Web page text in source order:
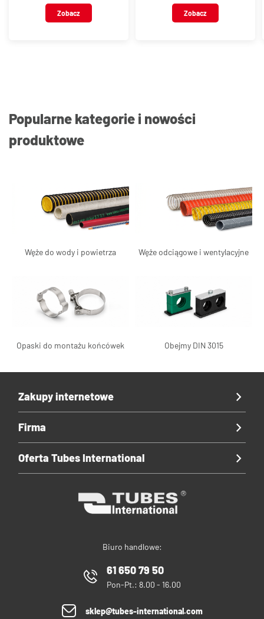
Zobacz Zobacz
Popularne kategorie i nowości
produktowe
Węże do wody i powietrza Węże odciągowe i wentylacyjne
Opaski do montażu końcówek Obejmy DIN 3015
Biuro handlowe:
61 650 79 50
Pon-Pt.: 8.00 - 16.00
sklep@tubes-international.com
Zakupy internetowe
Firma
Oferta Tubes International